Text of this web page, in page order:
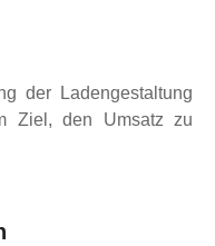
der Ladengestaltung
Ziel, den Umsatz zu